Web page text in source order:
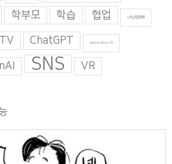
학부모 학습 협업 4차산업혁명
ChatGPT Generative AI
SNS VR